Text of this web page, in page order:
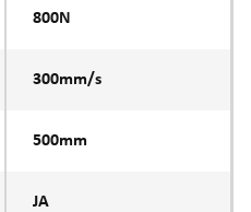
800N
300mm/s
500mm
JA